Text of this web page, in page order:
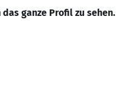
ganze Profil zu sehen.